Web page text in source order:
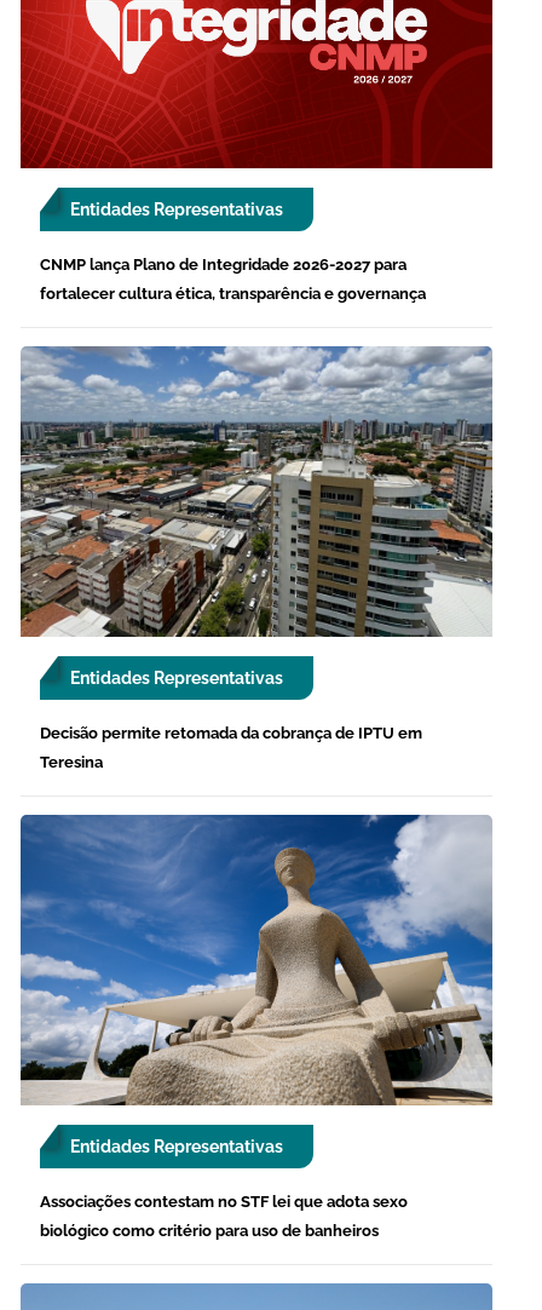
Entidades Representativas
CNMP lança Plano de Integridade 2026-2027 para
fortalecer cultura ética, transparência e governança
Entidades Representativas
Decisão permite retomada da cobrança de IPTU em
Teresina
Entidades Representativas
Associações contestam no STF lei que adota sexo
biológico como critério para uso de banheiros